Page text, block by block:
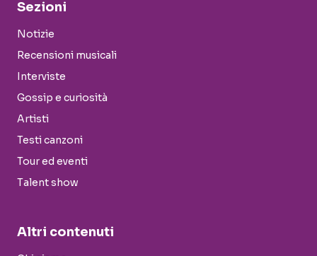
Sezioni
Notizie
Recensioni musicali
Interviste
Gossip e curiosità
Artisti
Testi canzoni
Tour ed eventi
Talent show
Altri contenuti